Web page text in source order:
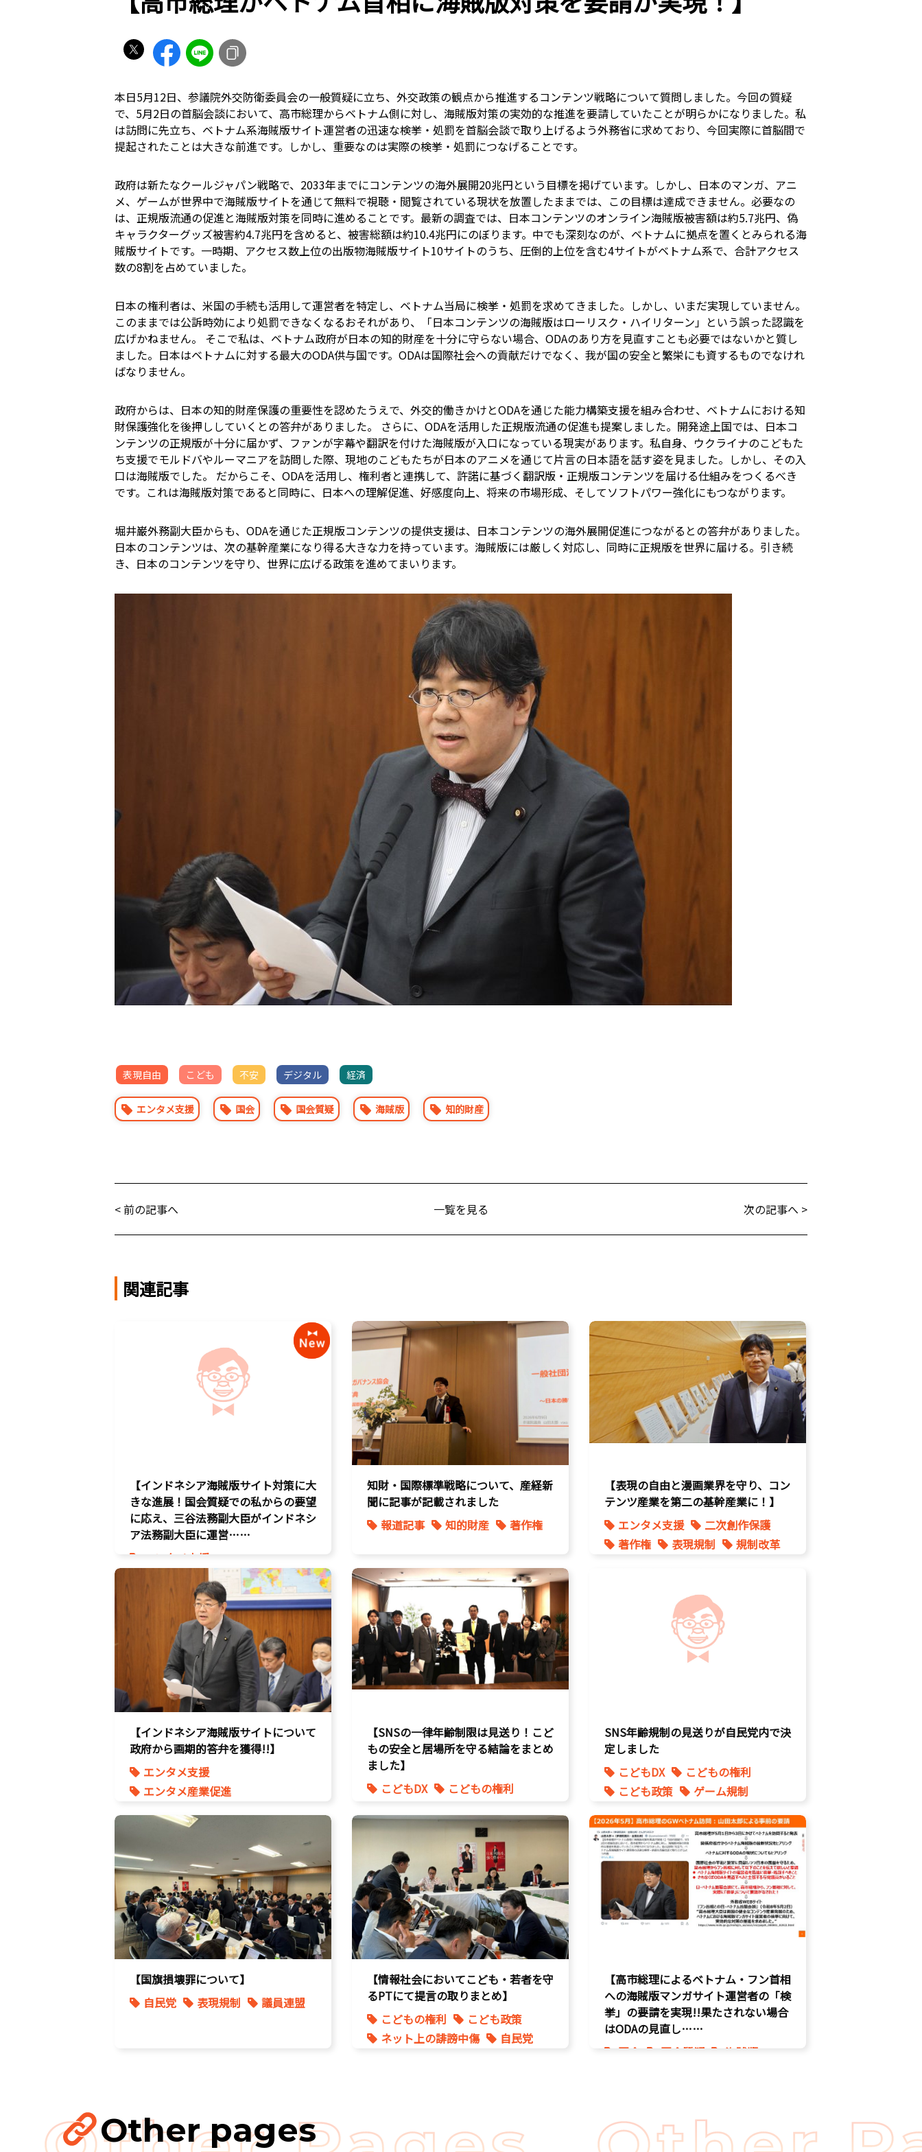
本日5月12日、参議院外交防衛委員会の一般質疑に立ち、外交政策の観点から推進するコンテンツ戦略について質問しました。今回の質疑
で、5月2日の首脳会談において、高市総理からベトナム側に対し、海賊版対策の実効的な推進を要請していたことが明らかになりました。私
は訪問に先立ち、ベトナム系海賊版サイト運営者の迅速な検挙・処罰を首脳会談で取り上げるよう外務省に求めており、今回実際に首脳間で
提起されたことは大きな前進です。しかし、重要なのは実際の検挙・処罰につなげることです。
政府は新たなクールジャパン戦略で、2033年までにコンテンツの海外展開20兆円という目標を掲げています。しかし、日本のマンガ、アニ
メ、ゲームが世界中で海賊版サイトを通じて無料で視聴・閲覧されている現状を放置したままでは、この目標は達成できません。必要なの
は、正規版流通の促進と海賊版対策を同時に進めることです。最新の調査では、日本コンテンツのオンライン海賊版被害額は約5.7兆円、偽
キャラクターグッズ被害約4.7兆円を含めると、被害総額は約10.4兆円にのぼります。中でも深刻なのが、ベトナムに拠点を置くとみられる海
賊版サイトです。一時期、アクセス数上位の出版物海賊版サイト10サイトのうち、圧倒的上位を含む4サイトがベトナム系で、合計アクセス
数の8割を占めていました。
日本の権利者は、米国の手続も活用して運営者を特定し、ベトナム当局に検挙・処罰を求めてきました。しかし、いまだ実現していません。
このままでは公訴時効により処罰できなくなるおそれがあり、「日本コンテンツの海賊版はローリスク・ハイリターン」という誤った認識を
広げかねません。 そこで私は、ベトナム政府が日本の知的財産を十分に守らない場合、ODAのあり方を見直すことも必要ではないかと質し
ました。日本はベトナムに対する最大のODA供与国です。ODAは国際社会への貢献だけでなく、我が国の安全と繁栄にも資するものでなけれ
ばなりません。
政府からは、日本の知的財産保護の重要性を認めたうえで、外交的働きかけとODAを通じた能力構築支援を組み合わせ、ベトナムにおける知
財保護強化を後押ししていくとの答弁がありました。 さらに、ODAを活用した正規版流通の促進も提案しました。開発途上国では、日本コ
ンテンツの正規版が十分に届かず、ファンが字幕や翻訳を付けた海賊版が入口になっている現実があります。私自身、ウクライナのこどもた
ち支援でモルドバやルーマニアを訪問した際、現地のこどもたちが日本のアニメを通じて片言の日本語を話す姿を見ました。しかし、その入
口は海賊版でした。 だからこそ、ODAを活用し、権利者と連携して、許諾に基づく翻訳版・正規版コンテンツを届ける仕組みをつくるべき
です。これは海賊版対策であると同時に、日本への理解促進、好感度向上、将来の市場形成、そしてソフトパワー強化にもつながります。
堀井巌外務副大臣からも、ODAを通じた正規版コンテンツの提供支援は、日本コンテンツの海外展開促進につながるとの答弁がありました。
日本のコンテンツは、次の基幹産業になり得る大きな力を持っています。海賊版には厳しく対応し、同時に正規版を世界に届ける。引き続
き、日本のコンテンツを守り、世界に広げる政策を進めてまいります。
表現自由 こども 不安 デジタル 経済
エンタメ支援 国会 国会質疑 海賊版 知的財産
< 前の記事へ 一覧を見る 次の記事へ >
関連記事
【インドネシア海賊版サイト対策に大
きな進展！国会質疑での私からの要望
に応え、三谷法務副大臣がインドネシ
ア法務副大臣に運営……
エンタメ支援
エンタメ産業促進
デジタル著作権
国会質疑
海賊版
知的財産
経済政策
著作権
知財・国際標準戦略について、産経新
聞に記事が記載されました
報道記事
知的財産 著作権
【表現の自由と漫画業界を守り、コン
テンツ産業を第二の基幹産業に！】
エンタメ支援
二次創作保護
著作権
表現規制 規制改革
【インドネシア海賊版サイトについて
政府から画期的答弁を獲得!!】
エンタメ支援
エンタメ産業促進
海賊版
質問主意書
【SNSの一律年齢制限は見送り！こど
もの安全と居場所を守る結論をまとめ
ました】
こどもDX
こどもの権利
SNS年齢規制の見送りが自民党内で決
定しました
こどもDX
こどもの権利
こども政策
ゲーム規制
【国旗損壊罪について】
自民党
表現規制 議員連盟
【情報社会においてこども・若者を守
るPTにて提言の取りまとめ】
こどもの権利
こども政策
ネット上の誹謗中傷
自民党
【高市総理によるベトナム・フン首相
への海賊版マンガサイト運営者の「検
挙」の要請を実現!!果たされない場合
はODAの見直し……
国会
国会質疑
海賊版
Other pages